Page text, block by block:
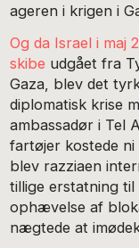
ageren i krigen i
Og da Israel i maj
skibe udgået fra
Gaza, blev det
diplomatisk krise
ambassadør i Tel
fartøjer kostede
blev razziaen
tillige erstatning
ophævelse af
nægtede at